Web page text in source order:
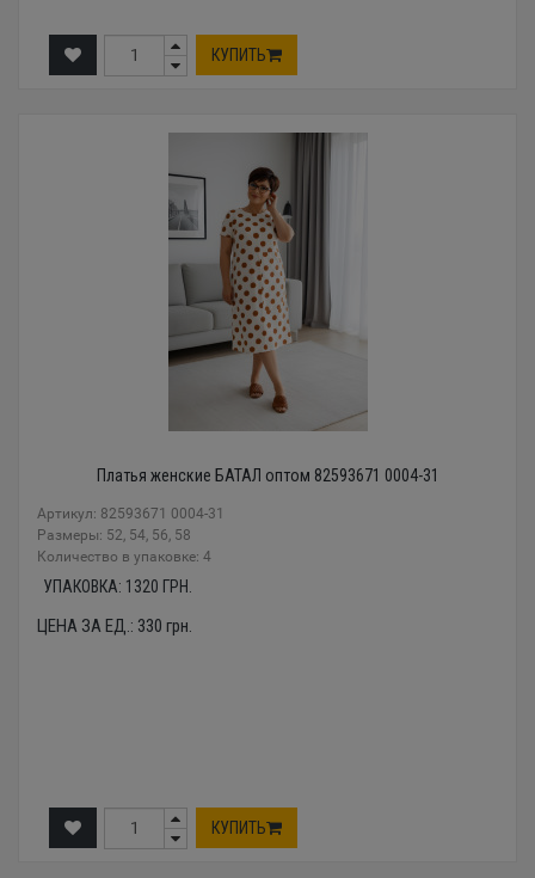
КУПИТЬ
Платья женские БАТАЛ оптом 82593671 0004-31
Артикул: 82593671 0004-31
Размеры: 52, 54, 56, 58
Количество в упаковке: 4
УПАКОВКА: 1320 ГРН.
ЦЕНА ЗА ЕД.: 330 грн.
КУПИТЬ